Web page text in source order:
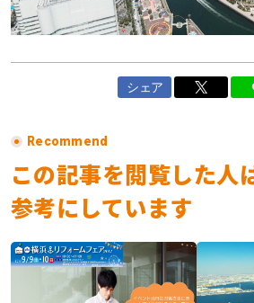
シェア
Recommend
この記事を閲覧した人
参考にしています